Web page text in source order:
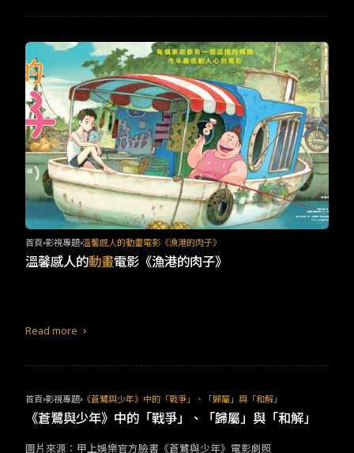
子》部分粉絲的擁護，以非理性的文字進行攻擊，短時間成為熱門
網路話題。《我推的孩子》以 Idol 為主題，結合了電視圈幕後秘辛
以及多項文化禁忌，無論在動漫圈、線上線下媒體或真實世界，都
造成了 Idol 現象再現，相當有意思。有興趣的朋友，可以於台灣的
Netflix 平台搜尋觀賞。
矢》、《美少女戰士》都曾經在這節目上播過，究竟這是什麼樣的
節目這麼熱衷於日本動漫呢？原來，一開始只是一個新的兒童綜藝
節目，包含玩遊戲、教育、音樂影片等，但基於電視台要求一週20
小時的節目長度，製作公司不得不想辦法找新的影片來填充。在當
時，美國 動畫是大宗，但因為法國製作公司不夠大而美國動畫又太
貴，所以他們轉向了當時較便宜的日本動畫 ，因而意外地使日本動
漫熱潮在法國萌芽。相較於當時的德國和英國，播放的日本動漫都
選擇了適合親子觀看的美式經典故事，像是《湯姆歷險記》等，而
在法國，在沒有太多的審查下便開播了各式的動漫，但也因為這個
獨特的契機，讓法國人的童年充滿了更多樣性的觀看內容。 不同於
美國動畫，角色取向的日本動漫似乎更深得法國人的心，像是社會
議題、生與死、日常生活、或是初戀等主題更能和人產生情緒的聯
繫。但在當時也有不少的批判聲，像是在《七龍珠》中，太過強調
987年開播到1997年結束，十年間播送了無數的動漫，使日本文化
首頁 影視專題 溫馨感人的動畫電影《漁港的肉子》
溫馨感人的動畫電影《漁港的肉子》
Read more
首頁 影視專題 《蒼鷺與少年》中的「戰爭」、「歸屬」與「和解」
《蒼鷺與少年》中的「戰爭」、「歸屬」與「和解」
圖片來源：甲上娛樂官方臉書《蒼鷺與少年》電影劇照